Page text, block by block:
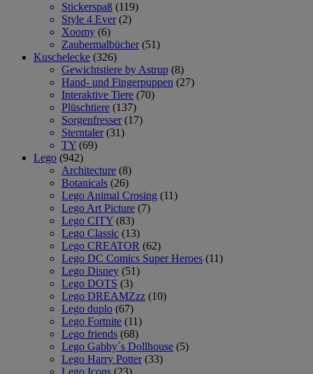
Stickerspaß (119)
Style 4 Ever (2)
Xoomy (6)
Zaubermalbücher (51)
Kuschelecke (326)
Gewichtstiere by Astrup (8)
Hand- und Fingerpuppen (27)
Interaktive Tiere (70)
Plüschtiere (137)
Sorgenfresser (17)
Sterntaler (31)
TY (69)
Lego (942)
Architecture (8)
Botanicals (26)
Lego Animal Crosing (11)
Lego Art Picture (7)
Lego CITY (83)
Lego Classic (13)
Lego CREATOR (62)
Lego DC Comics Super Heroes (11)
Lego Disney (51)
Lego DOTS (3)
Lego DREAMZzz (10)
Lego duplo (67)
Lego Fortnite (11)
Lego friends (68)
Lego Gabby´s Dollhouse (5)
Lego Harry Potter (33)
Lego Icons (23)